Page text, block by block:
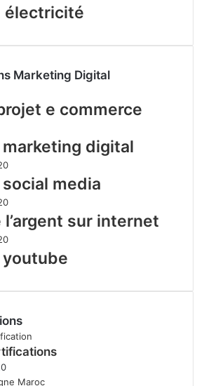
électricité
Marketing Digital
e commerce
digital
media
sur internet